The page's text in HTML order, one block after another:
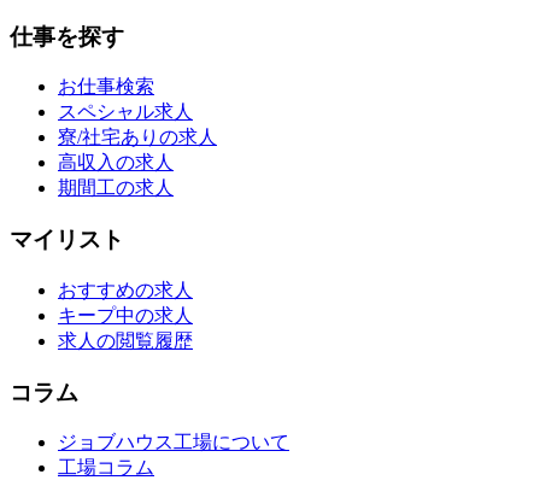
仕事を探す
お仕事検索
スペシャル求人
寮/社宅ありの求人
高収入の求人
期間工の求人
マイリスト
おすすめの求人
キープ中の求人
求人の閲覧履歴
コラム
ジョブハウス工場について
工場コラム